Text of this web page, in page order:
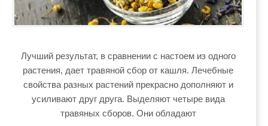
Лучший результат, в сравнении с настоем из одного
растения, дает травяной сбор от кашля. Лечебные
свойства разных растений прекрасно дополняют и
усиливают друг друга. Выделяют четыре вида
травяных сборов. Они обладают